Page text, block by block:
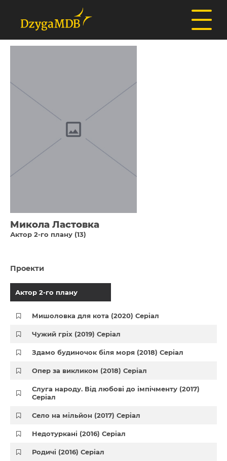
Микола Ластовка
Актор 2-го плану (13)
Проекти
Актор 2-го плану
Мишоловка для кота (2020) Серіал
Чужий гріх (2019) Серіал
Здамо будиночок біля моря (2018) Серіал
Опер за викликом (2018) Серіал
Слуга народу. Від любові до імпічменту (2017)
Серіал
Село на мільйон (2017) Серіал
Недотуркані (2016) Серіал
Родичі (2016) Серіал